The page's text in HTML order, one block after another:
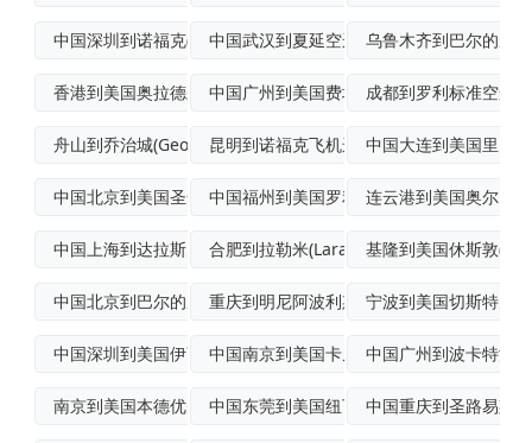
中国深圳到诺福克(Norfolk)海运中国武汉到夏延空运派送乌鲁木齐到巴尔的摩
香港到美国奥拉德尔跨境海空联运中国广州到美国费城(Philadelph
成都到罗利标准空运
舟山到乔治城(Georgetown)轮船昆明到诺福克飞机运输中国大连到美国里弗
中国北京到美国圣安东尼奥加急空运中国福州到美国罗利普货空运连云港到美国奥尔巴
中国上海到达拉斯空运合肥到拉勒米(Laramie)空运物流专
基隆到美国休斯敦
中国北京到巴尔的摩优先空运重庆到明尼阿波利斯(Minneapoli
宁波到美国切斯特空
中国深圳到美国伊萨卡空运快递中国南京到美国卡尼(Kearny)海上运
中国广州到波卡特洛
南京到美国本德优先空运中国东莞到美国纽瓦克(Newark)国际
中国重庆到圣路易斯